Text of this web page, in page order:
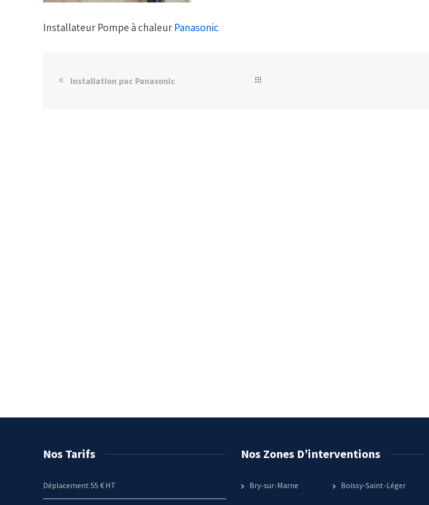
Installateur Pompe à chaleur Panasonic
Installation pac Panasonic
Nos Tarifs
Déplacement 55 € HT
Nos Zones D’interventions
Bry-sur-Marne Boissy-Saint-Léger